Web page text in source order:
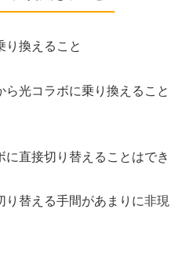
ら光コラボに乗り換えること
に直接切り替えることはでき
替える手間があまりに非現